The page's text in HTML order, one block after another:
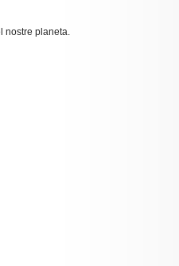
nostre planeta.